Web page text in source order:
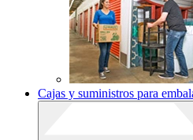
Cajas y suministros para